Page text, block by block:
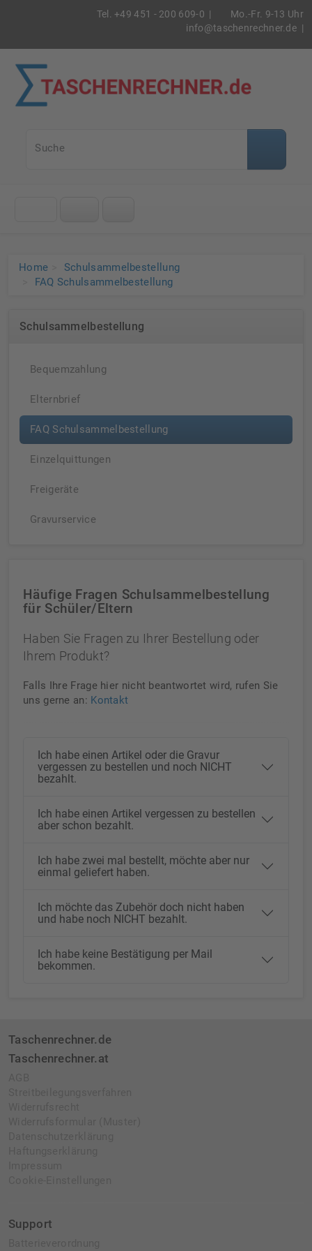
Mo.-Fr. 9-13 Uhr
Tel. +49 451 - 200 609-0 |
info@taschenrechner.de |
Suche
Home
Schulsammelbestellung
FAQ Schulsammelbestellung
Schulsammelbestellung
Bequemzahlung
Elternbrief
FAQ Schulsammelbestellung
Einzelquittungen
Freigeräte
Gravurservice
Häufige Fragen Schulsammelbestellung
für Schüler/Eltern
Haben Sie Fragen zu Ihrer Bestellung oder
Ihrem Produkt?
Falls Ihre Frage hier nicht beantwortet wird, rufen Sie
uns gerne an: Kontakt
Ich habe einen Artikel oder die Gravur
vergessen zu bestellen und noch NICHT
bezahlt.
Ich habe einen Artikel vergessen zu bestellen
aber schon bezahlt.
Ich habe zwei mal bestellt, möchte aber nur
einmal geliefert haben.
Ich möchte das Zubehör doch nicht haben
und habe noch NICHT bezahlt.
Ich habe keine Bestätigung per Mail
bekommen.
Taschenrechner.de
Taschenrechner.at
Support